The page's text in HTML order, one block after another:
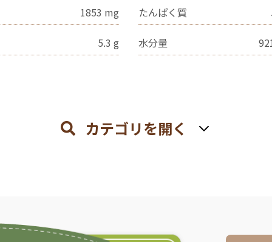
1853 mg たんぱく質
5.3 g 水分量
カテゴリを開く